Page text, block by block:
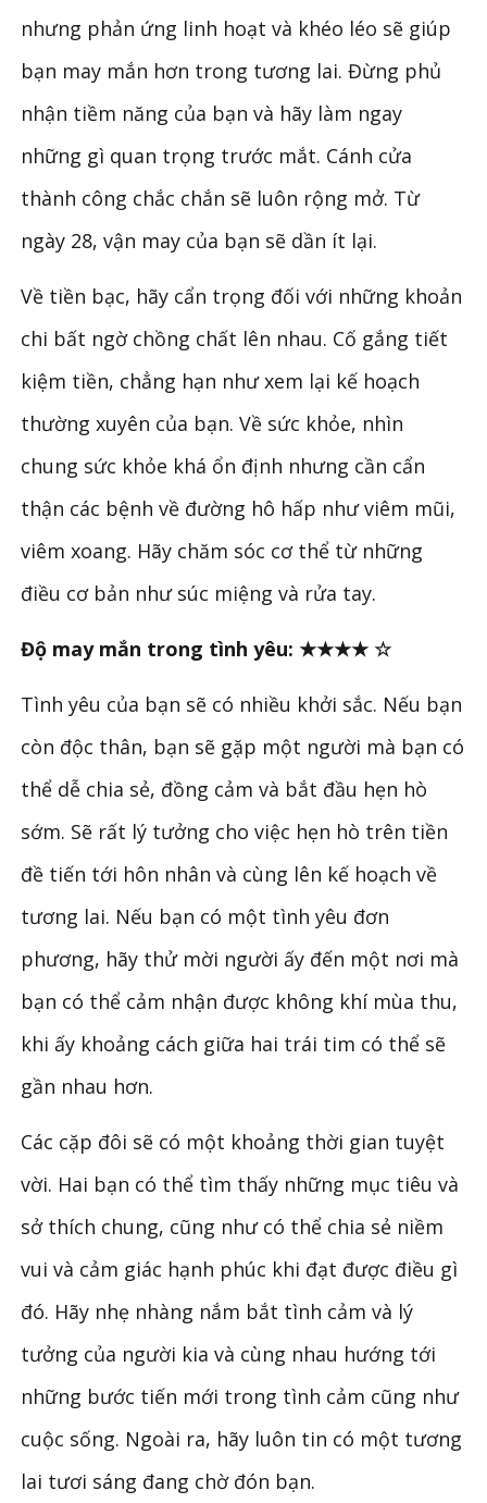
nhưng phản ứng linh hoạt và khéo léo sẽ giúp
bạn may mắn hơn trong tương lai. Đừng phủ
nhận tiềm năng của bạn và hãy làm ngay
những gì quan trọng trước mắt. Cánh cửa
thành công chắc chắn sẽ luôn rộng mở. Từ
ngày 28, vận may của bạn sẽ dần ít lại.
Về tiền bạc, hãy cẩn trọng đối với những khoản
chi bất ngờ chồng chất lên nhau. Cố gắng tiết
kiệm tiền, chẳng hạn như xem lại kế hoạch
thường xuyên của bạn. Về sức khỏe, nhìn
chung sức khỏe khá ổn định nhưng cần cẩn
thận các bệnh về đường hô hấp như viêm mũi,
viêm xoang. Hãy chăm sóc cơ thể từ những
điều cơ bản như súc miệng và rửa tay.
Độ may mắn trong tình yêu: ★★★★ ☆
Tình yêu của bạn sẽ có nhiều khởi sắc. Nếu bạn
còn độc thân, bạn sẽ gặp một người mà bạn có
thể dễ chia sẻ, đồng cảm và bắt đầu hẹn hò
sớm. Sẽ rất lý tưởng cho việc hẹn hò trên tiền
đề tiến tới hôn nhân và cùng lên kế hoạch về
tương lai. Nếu bạn có một tình yêu đơn
phương, hãy thử mời người ấy đến một nơi mà
bạn có thể cảm nhận được không khí mùa thu,
khi ấy khoảng cách giữa hai trái tim có thể sẽ
gần nhau hơn.
Các cặp đôi sẽ có một khoảng thời gian tuyệt
vời. Hai bạn có thể tìm thấy những mục tiêu và
sở thích chung, cũng như có thể chia sẻ niềm
vui và cảm giác hạnh phúc khi đạt được điều gì
đó. Hãy nhẹ nhàng nắm bắt tình cảm và lý
tưởng của người kia và cùng nhau hướng tới
những bước tiến mới trong tình cảm cũng như
cuộc sống. Ngoài ra, hãy luôn tin có một tương
lai tươi sáng đang chờ đón bạn.